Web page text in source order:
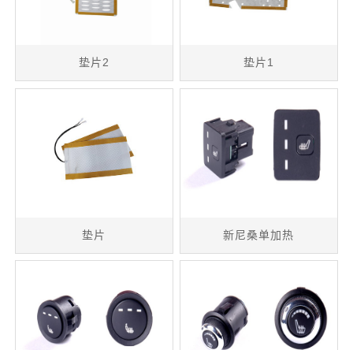
垫片2 垫片1
垫片 新尼桑单加热